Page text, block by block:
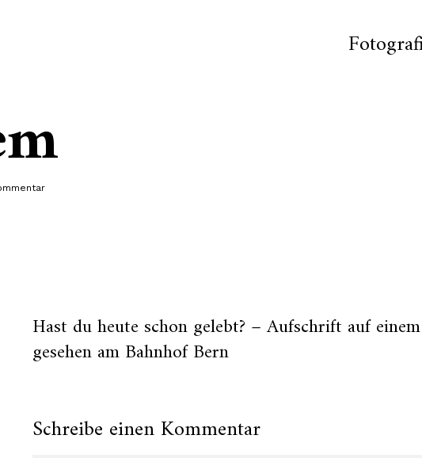
Hast du heute schon gelebt? – Aufschrift auf
gesehen am Bahnhof Bern
Schreibe einen Kommentar